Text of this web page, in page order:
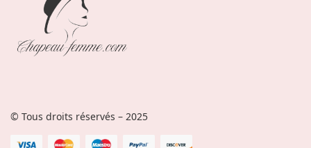
© Tous droits réservés – 2025